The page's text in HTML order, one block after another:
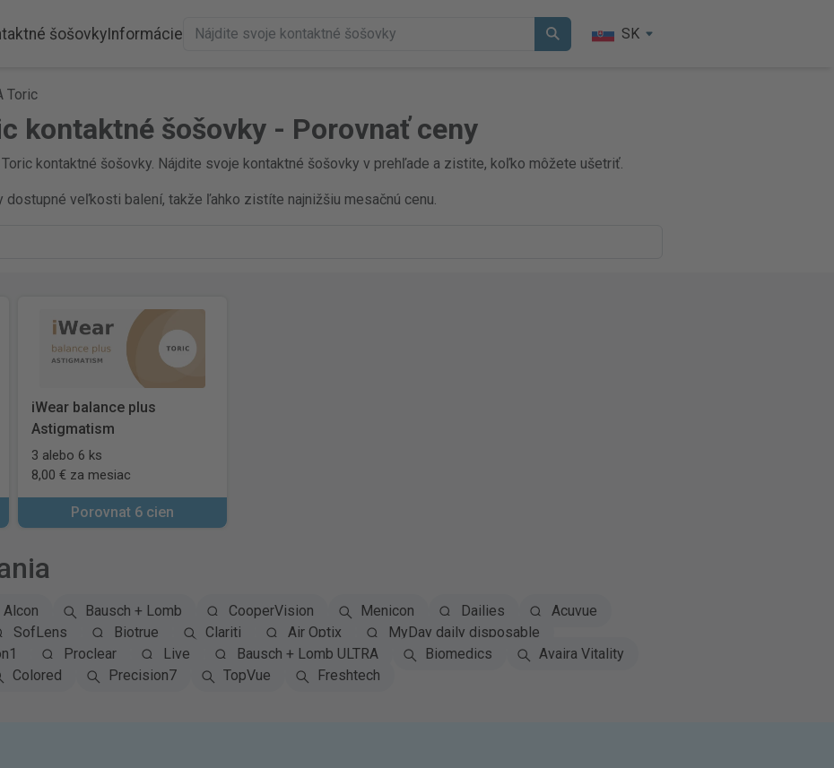
šošovkyInformácie SK
Toric
kontaktné šošovky - Porovnať ceny
kontaktné šošovky. Nájdite svoje kontaktné šošovky v prehľade a zistite, koľko môžete ušetriť.
dostupné veľkosti balení, takže ľahko zistíte najnižšiu mesačnú cenu.
iWear balance plus
Astigmatism
3 alebo 6 ks
8,00 € za mesiac
Porovnat 6 cien
Alcon Bausch + Lomb CooperVision Menicon Dailies
Acuvue
SofLens Biotrue Clariti Air Optix
MyDay daily disposable
Proclear Live Bausch + Lomb ULTRA Biomedics
Avaira Vitality
Colored Precision7 TopVue Freshtech